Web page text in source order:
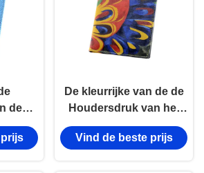
de
van
De kleurrijke van de de
Houdersdruk van het
Reispaspoort
Portefeuille van de het
Vind de beste prijs